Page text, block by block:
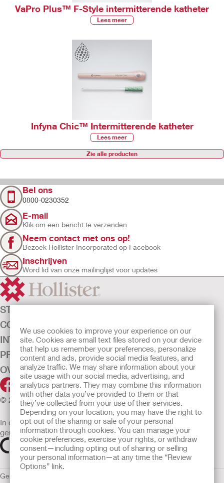
We use cookies to improve your experience on our
site. Cookies are small text files stored on your device
that help us remember your preferences, personalize
content and ads, provide social media features, and
analyze traffic. We may share information about your
site usage with our social media, advertising, and
analytics partners. They may combine this information
with other data you’ve provided to them or that
they’ve collected from your use of their services.
Depending on your location, you may have the right to
opt out of the sharing or sale of your personal
information through cookies. You can manage your
cookie preferences, exercise your rights, or withdraw
consent—including opting out of sharing or selling
your personal information—at any time the “Review
Options” link.
VaPro Plus™ F-Style intermitterende katheter
Lees meer
Infyna Chic™ Intermitterende katheter
Lees meer
Zie alle producten
Bel ons
0800-0230352
E-mail
Klik om een bericht te verzenden
Neem contact met ons op!
Bezoek Hollister Incorporated op Facebook
Inschrijven
Word lid van onze mailinglijst voor updates
STOMAZORG
CONTINENTIEZORG
INTENSIEVE ZORG
PRODUCTEN
OVER ONS
© 2026 Hollister Incorporated
In de EU verkochte medische hulpmiddelen dienen
gemarkeerd te zijn met een van de volgende symbolen
Gebruiksvoorwaarden